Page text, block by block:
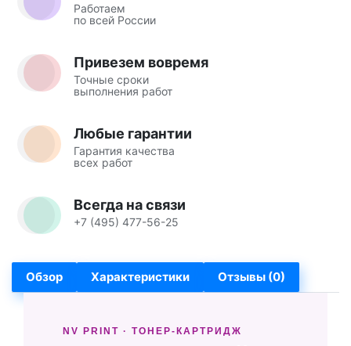
Работаем
по всей России
Привезем вовремя
Точные сроки
выполнения работ
Любые гарантии
Гарантия качества
всех работ
Всегда на связи
+7 (495) 477-56-25
Обзор Характеристики Отзывы (0)
NV PRINT · ТОНЕР-КАРТРИДЖ